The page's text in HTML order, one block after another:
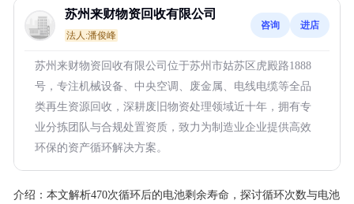
苏州来财物资回收有限公司
法人:潘俊峰
咨询 进店
苏州来财物资回收有限公司位于苏州市姑苏区虎殿路1888
号，专注机械设备、中央空调、废金属、电线电缆等全品
类再生资源回收，深耕废旧物资处理领域近十年，拥有专
业分拣团队与合规处置资质，致力为制造业企业提供高效
环保的资产循环解决方案。
介绍： 本文解析470次循环后的电池剩余寿命，探讨循环次数与电池